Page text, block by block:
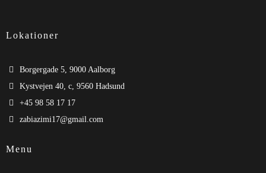
Lokationer
Borgergade 5, 9000 Aalborg
Kystvejen 40, c, 9560 Hadsund
+45 98 58 17 17
zabiazimi17@gmail.com
Menu